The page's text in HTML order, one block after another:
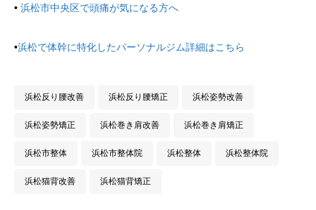
• 浜松市中央区で頭痛が気になる方へ
•浜松で体幹に特化したパーソナルジム詳細はこちら
浜松反り腰改善 浜松反り腰矯正 浜松姿勢改善
浜松姿勢矯正 浜松巻き肩改善 浜松巻き肩矯正
浜松市整体 浜松市整体院 浜松整体 浜松整体院
浜松猫背改善 浜松猫背矯正